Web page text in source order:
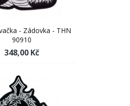
- Zádovka - THN
90910
348,00 Kč